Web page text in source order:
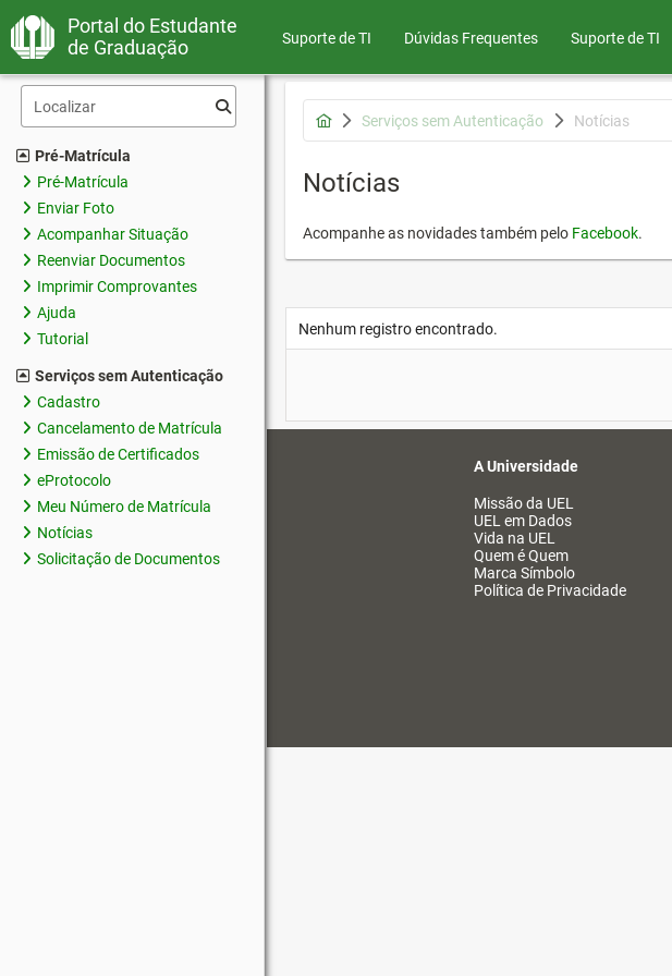
Portal do Estudante
de Graduação
Suporte de TI Dúvidas Frequentes Suporte de TI
Pré-Matrícula
Pré-Matrícula
Enviar Foto
Acompanhar Situação
Reenviar Documentos
Imprimir Comprovantes
Ajuda
Tutorial
Serviços sem Autenticação
Cadastro
Cancelamento de Matrícula
Emissão de Certificados
eProtocolo
Meu Número de Matrícula
Notícias
Solicitação de Documentos
Serviços sem Autenticação Notícias
Notícias
Acompanhe as novidades também pelo Facebook.
Nenhum registro encontrado.
A Universidade
Missão da UEL
UEL em Dados
Vida na UEL
Quem é Quem
Marca Símbolo
Política de Privacidade